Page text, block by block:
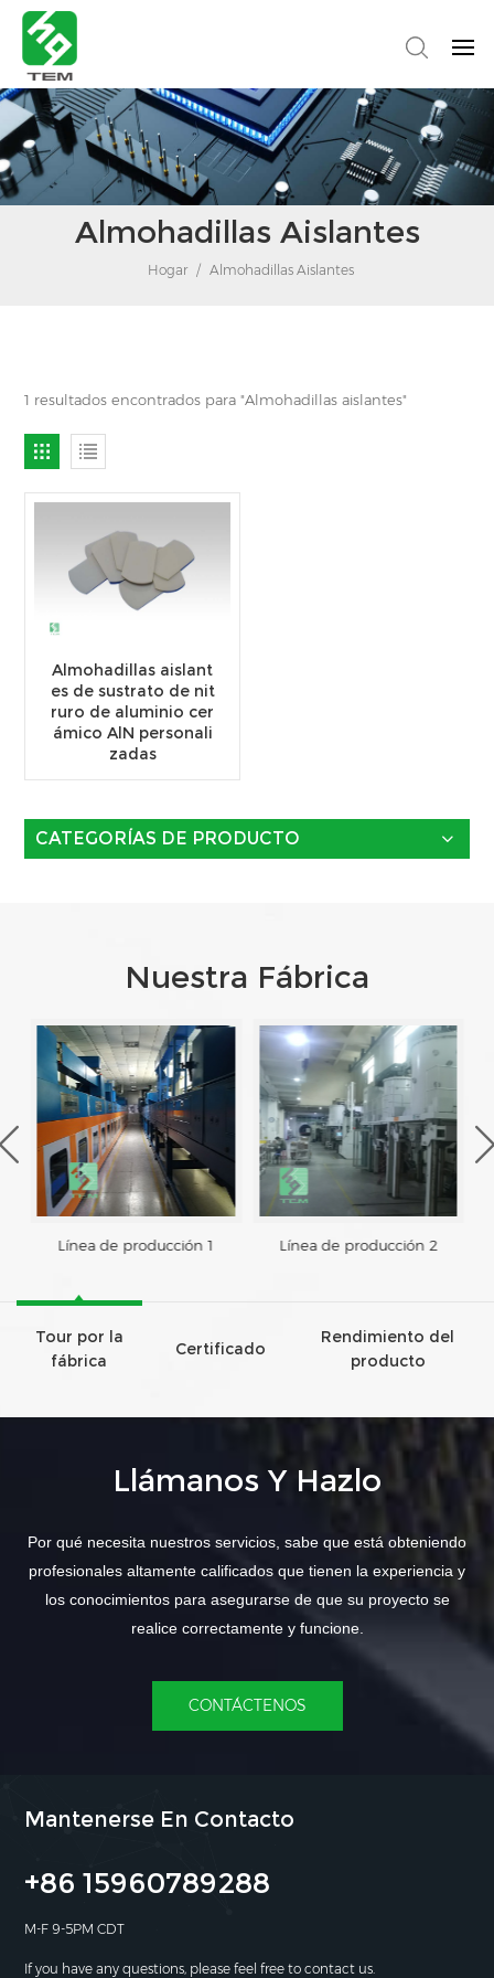
Almohadillas Aislantes
Hogar / Almohadillas Aislantes
1 resultados encontrados para "Almohadillas aislantes"
Almohadillas aislant
es de sustrato de nit
ruro de aluminio cer
ámico AlN personali
zadas
CATEGORÍAS DE PRODUCTO
Nuestra Fábrica
Línea de producción 1 Línea de producción 2
Tour por la
fábrica
Certificado
Rendimiento del
producto
Llámanos Y Hazlo
Por qué necesita nuestros servicios, sabe que está obteniendo
profesionales altamente calificados que tienen la experiencia y
los conocimientos para asegurarse de que su proyecto se
realice correctamente y funcione.
CONTÁCTENOS
Mantenerse En Contacto
+86 15960789288
M-F 9-5PM CDT
If you have any questions, please feel free to contact us.